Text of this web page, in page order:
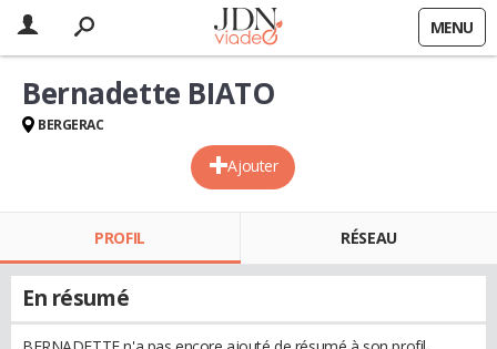
MENU
Ajouter
Bernadette BIATO
BERGERAC
PROFIL RÉSEAU
En résumé